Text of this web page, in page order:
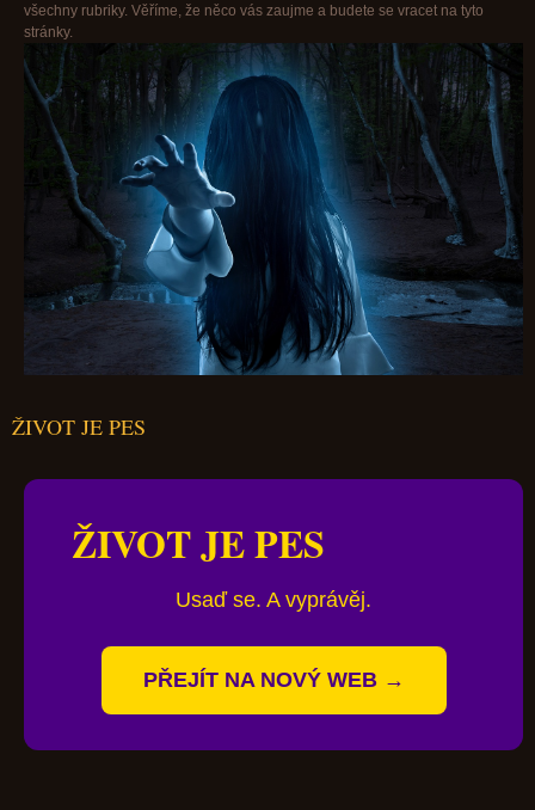
všechny rubriky. Věříme, že něco vás zaujme a budete se vracet na tyto
stránky.
ŽIVOT JE PES
ŽIVOT JE PES
Usaď se. A vyprávěj.
PŘEJÍT NA NOVÝ WEB →